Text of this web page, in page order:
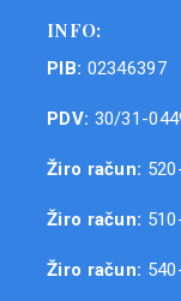
INFO:
PIB: 02346397
PDV: 30/31-
Žiro račun:
Žiro račun:
Žiro račun: